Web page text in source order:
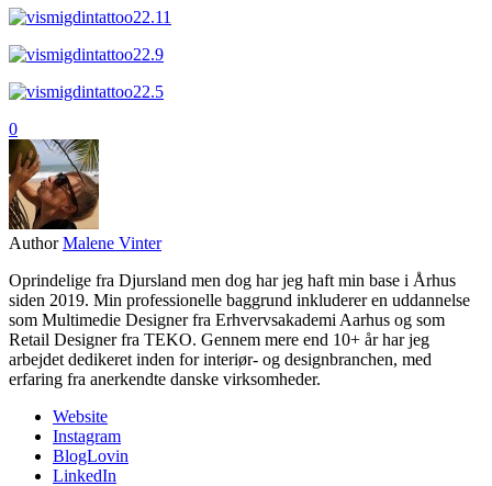
0
Author Malene Vinter
Oprindelige fra Djursland men dog har jeg haft min base i Århus
siden 2019. Min professionelle baggrund inkluderer en uddannelse
som Multimedie Designer fra Erhvervsakademi Aarhus og som
Retail Designer fra TEKO. Gennem mere end 10+ år har jeg
arbejdet dedikeret inden for interiør- og designbranchen, med
erfaring fra anerkendte danske virksomheder.
Website
Instagram
BlogLovin
LinkedIn